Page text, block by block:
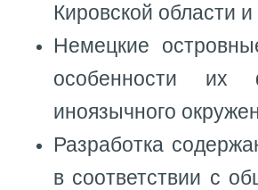
Кировской области
Немецкие
особенности их
иноязычного
Разработка
в соответствии с